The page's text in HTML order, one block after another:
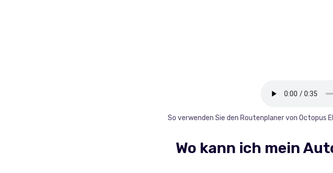
So verwenden Sie den Routenplaner von Octopus
Wo kann ich mein